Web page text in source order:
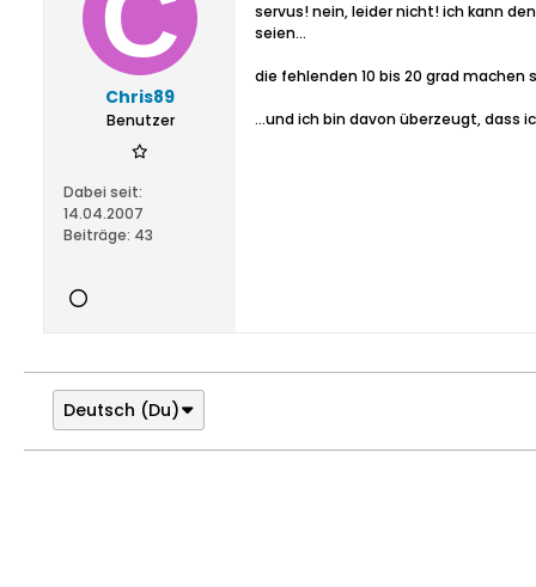
Chris89
Benutzer
Dabei seit:
14.04.2007
Beiträge: 43
servus! nein, leider nicht! ich kann
seien...
die fehlenden 10 bis 20 grad
...und ich bin davon überzeugt, dass
Deutsch (Du)